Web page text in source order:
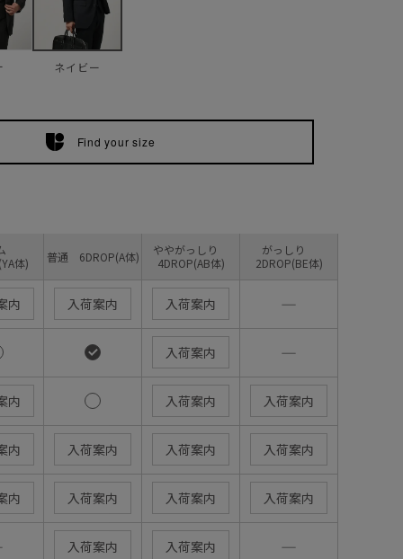
ネイビー
Find your size
体)
普通 6DROP(A体)
ややがっしり
4DROP(AB体)
がっしり
2DROP(BE体)
内 入荷案内 入荷案内 ―
入荷案内 ―
内 入荷案内 入荷案内
内 入荷案内 入荷案内 入荷案内
内 入荷案内 入荷案内 入荷案内
入荷案内 入荷案内 ―